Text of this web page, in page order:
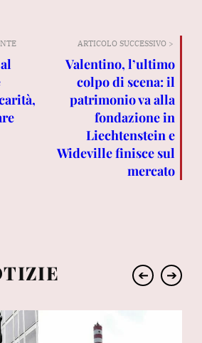
ARTICOLO SUCCESSIVO >
Valentino, l’ultimo
colpo di scena: il
patrimonio va alla
fondazione in
Liechtenstein e
Wideville finisce sul
mercato
➔ ➔